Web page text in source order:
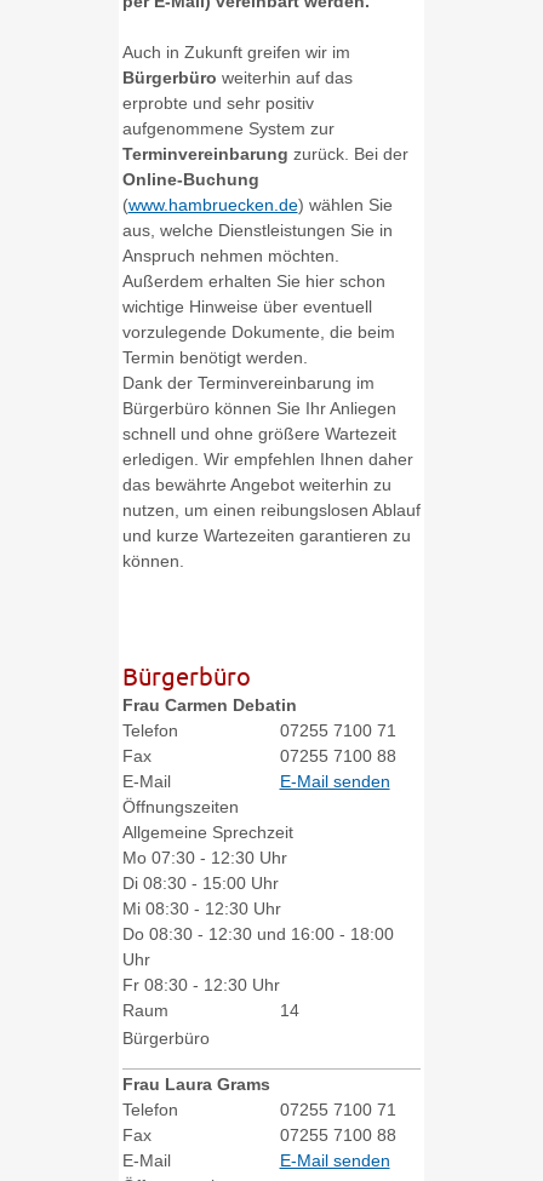
Auch in Zukunft greifen wir im
Bürgerbüro weiterhin auf das
erprobte und sehr positiv
aufgenommene System zur
Terminvereinbarung zurück. Bei der
Online-Buchung
(www.hambruecken.de) wählen Sie
aus, welche Dienstleistungen Sie in
Anspruch nehmen möchten.
Außerdem erhalten Sie hier schon
wichtige Hinweise über eventuell
vorzulegende Dokumente, die beim
Termin benötigt werden.
Dank der Terminvereinbarung im
Bürgerbüro können Sie Ihr Anliegen
schnell und ohne größere Wartezeit
erledigen. Wir empfehlen Ihnen daher
das bewährte Angebot weiterhin zu
nutzen, um einen reibungslosen Ablauf
und kurze Wartezeiten garantieren zu
können.
Bürgerbüro
Frau Carmen Debatin
Telefon
07255 7100 71
Fax
07255 7100 88
E-Mail
E-Mail senden
Öffnungszeiten
Allgemeine Sprechzeit
Mo 07:30 - 12:30 Uhr
Di 08:30 - 15:00 Uhr
Mi 08:30 - 12:30 Uhr
Do 08:30 - 12:30 und 16:00 - 18:00
Uhr
Fr 08:30 - 12:30 Uhr
Raum
14
Bürgerbüro
Frau Laura Grams
Telefon
07255 7100 71
Fax
07255 7100 88
E-Mail
E-Mail senden